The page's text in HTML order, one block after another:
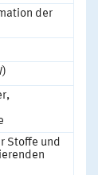
der
Stoffe und